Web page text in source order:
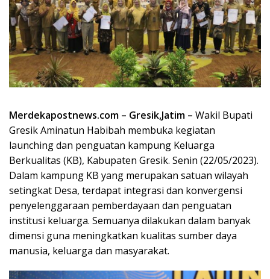
Merdekapostnews.com – Gresik,Jatim – Wakil Bupati
Gresik Aminatun Habibah membuka kegiatan
launching dan penguatan kampung Keluarga
Berkualitas (KB), Kabupaten Gresik. Senin (22/05/2023).
Dalam kampung KB yang merupakan satuan wilayah
setingkat Desa, terdapat integrasi dan konvergensi
penyelenggaraan pemberdayaan dan penguatan
institusi keluarga. Semuanya dilakukan dalam banyak
dimensi guna meningkatkan kualitas sumber daya
manusia, keluarga dan masyarakat.